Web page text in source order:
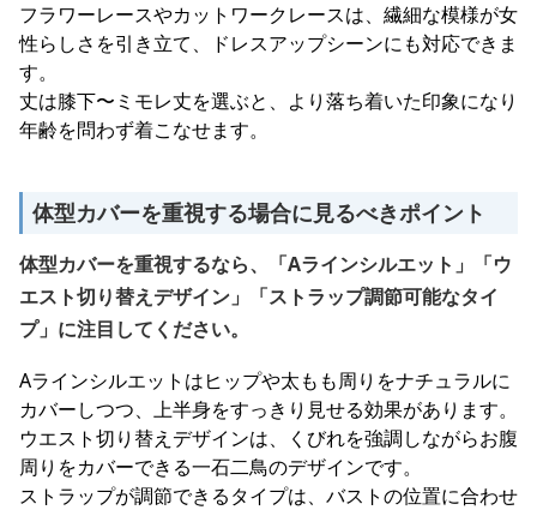
フラワーレースやカットワークレースは、繊細な模様が女
性らしさを引き立て、ドレスアップシーンにも対応できま
す。
丈は膝下〜ミモレ丈を選ぶと、より落ち着いた印象になり
年齢を問わず着こなせます。
体型カバーを重視する場合に見るべきポイント
体型カバーを重視するなら、「Aラインシルエット」「ウ
エスト切り替えデザイン」「ストラップ調節可能なタイ
プ」に注目してください。
Aラインシルエットはヒップや太もも周りをナチュラルに
カバーしつつ、上半身をすっきり見せる効果があります。
ウエスト切り替えデザインは、くびれを強調しながらお腹
周りをカバーできる一石二鳥のデザインです。
ストラップが調節できるタイプは、バストの位置に合わせ